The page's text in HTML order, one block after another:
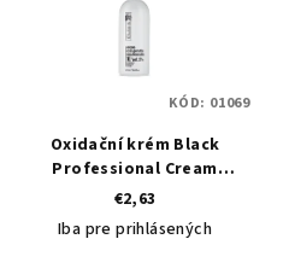
Oxidační krém Black
Professional Cream
Peroxide 10 VOL 3% - 250 ml
€2,63
Iba pre prihlásených
KÓD: 01069